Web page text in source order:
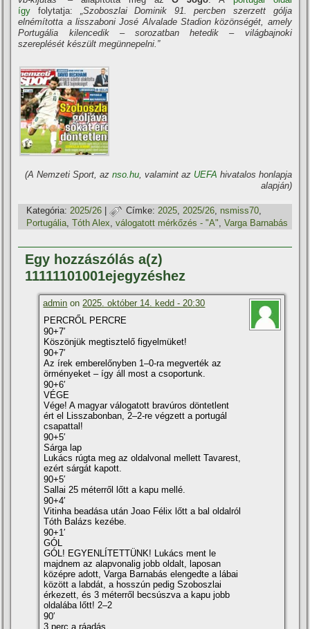
így folytatja:
„Szoboszlai Dominik 91. percben szerzett gólja
elnémította a lisszaboni José Alvalade Stadion közönségét, amely
Portugália kilencedik – sorozatban hetedik – világbajnoki
szereplését készült megünnepelni.”
(A Nemzeti Sport, az nso.hu, valamint az UEFA hivatalos honlapja
alapján)
Kategória: 2025/26 | Címke: 2025,2025/26, nsmiss70,
Portugália ,Tóth Alex ,válogatott mérkőzés - "A" ,Varga Barnabás
Egy hozzászólás a(z)
11111101001ejegyzéshez
admin on 2025. október 14. kedd - 20:30
PERCRŐL PERCRE
90+7′
Köszönjük megtisztelő figyelmüket!
90+7′
Az írek emberelőnyben 1–0-ra megverték az
örményeket – így áll most a csoportunk.
90+6′
VÉGE
Vége! A magyar válogatott bravúros döntetlent
ért el Lisszabonban, 2–2-re végzett a portugál
csapattal!
90+5′
Sárga lap
Lukács rúgta meg az oldalvonal mellett Tavarest,
ezért sárgát kapott.
90+5′
Sallai 25 méterről lőtt a kapu mellé.
90+4′
Vitinha beadása után Joao Félix lőtt a bal oldalról
Tóth Balázs kezébe.
90+1′
GÓL
GÓL! EGYENLÍTETTÜNK! Lukács ment le
majdnem az alapvonalig jobb oldalt, laposan
középre adott, Varga Barnabás elengedte a lábai
között a labdát, a hosszún pedig Szoboszlai
érkezett, és 3 méterről becsúszva a kapu jobb
oldalába lőtt! 2–2
90′
3 perc a ráadás.